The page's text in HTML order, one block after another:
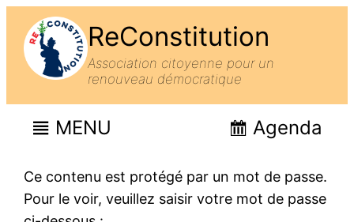
ReConstitution
Association citoyenne pour un
renouveau démocratique
MENU Agenda
Ce contenu est protégé par un mot de passe.
Pour le voir, veuillez saisir votre mot de passe